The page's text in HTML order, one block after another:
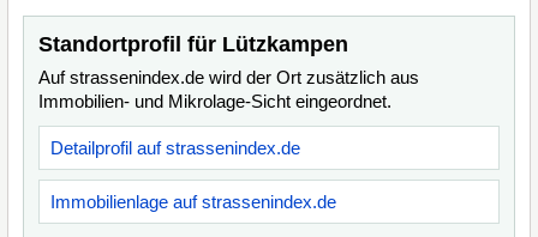
Standortprofil für Lützkampen
Auf strassenindex.de wird der Ort zusätzlich aus
Immobilien- und Mikrolage-Sicht eingeordnet.
Detailprofil auf strassenindex.de
Immobilienlage auf strassenindex.de